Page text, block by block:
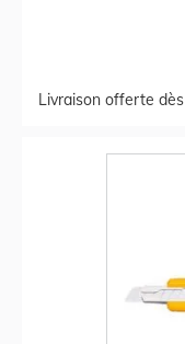
Livraison offerte dès